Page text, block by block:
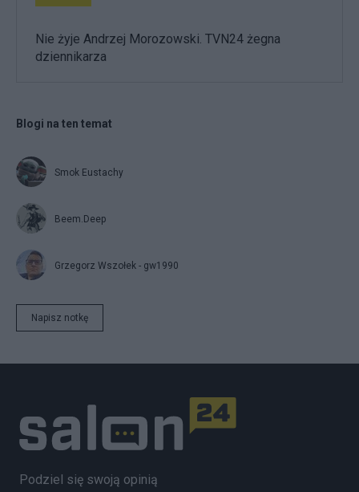
Nie żyje Andrzej Morozowski. TVN24 żegna
dziennikarza
Blogi na ten temat
Smok Eustachy
Beem.Deep
Grzegorz Wszołek - gw1990
Napisz notkę
Podziel się swoją opinią